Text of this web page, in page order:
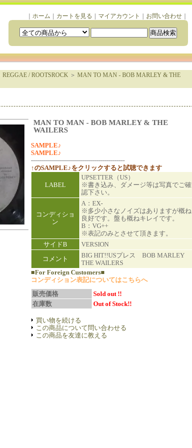
ホーム カートを見る マイアカウント お問い合わせ｜
REGGAE / ROOTSROCK＞ MAN TO MAN - BOB MARLEY & THE
MAN TO MAN - BOB MARLEY & THE
WAILERS
SAMPLE♪
SAMPLE♪
-----------------------------------------------
↑のSAMPLE♪をクリックすると試聴できます
LABEL
UPSETTER（US）
※書き込み、ダメージ等は写真でご確
認下さい。
コンディショ
ン
A：EX-
※多少小さなノイズはありますが概ね
良好です。盤も概ねキレイです。
B：VG++
※表記のみとさせて頂きます。
サイドB
VERSION
コメント
BIG HIT!!USプレス BOB MARLEY
THE WAILERS
■For Foreign Customers■
コンディション表記についてはこちらへ
販売価格
Sold out !!
在庫数
Out of Stock!!
買い物を続ける
この商品について問い合わせる
この商品を友達に教える